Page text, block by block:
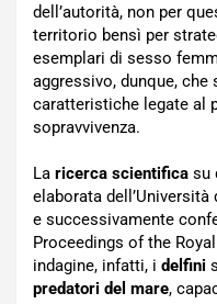
dell’autorità, non per
territorio bensì per
esemplari di sesso
aggressivo, dunque,
caratteristiche legate al
sopravvivenza.
La ricerca scientifica su
elaborata
e successivamente
Proceedings of the
indagine, infatti, i delfini
predatori del mare,